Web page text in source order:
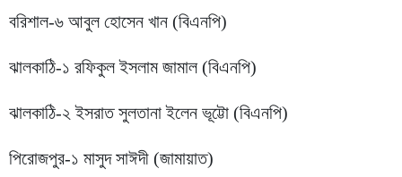
বরিশাল-৬ আবুল হোসেন খান (বিএনপি)
ঝালকাঠি-১ রফিকুল ইসলাম জামাল (বিএনপি)
ঝালকাঠি-২ ইসরাত সুলতানা ইলেন ভূট্টো (বিএনপি)
পিরোজপুর-১ মাসুদ সাঈদী (জামায়াত)